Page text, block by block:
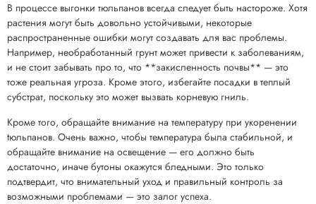
В процессе выгонки тюльпанов всегда следует быть настороже. Хотя
растения могут быть довольно устойчивыми, некоторые
распространенные ошибки могут создавать для вас проблемы.
Например, необработанный грунт может привести к заболеваниям,
и не стоит забывать про то, что **закисленность почвы** — это
тоже реальная угроза. Кроме этого, избегайте посадки в теплый
субстрат, поскольку это может вызвать корневую гниль.
Кроме того, обращайте внимание на температуру при укоренении
tюльпанов. Очень важно, чтобы температура была стабильной, и
обращайте внимание на освещение — его должно быть
достаточно, иначе бутоны окажутся бледными. Это только
подтвердит, что внимательный уход и правильный контроль за
возможными проблемами — это залог успеха.